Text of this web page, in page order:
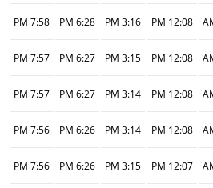
12:08 PM
3:16 PM
6:28 PM
7:58 PM
12:08 PM
3:15 PM
6:27 PM
7:57 PM
12:08 PM
3:14 PM
6:27 PM
7:57 PM
12:08 PM
3:14 PM
6:26 PM
7:56 PM
12:07 PM
3:15 PM
6:26 PM
7:56 PM